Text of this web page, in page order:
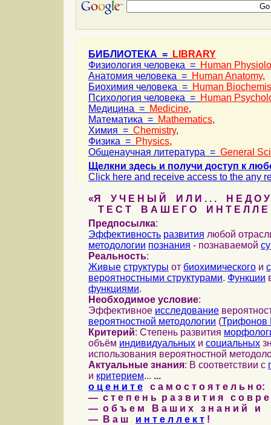
БИБЛИОТЕКА =
LIBRARY
Физиология человека = Human
Анатомия человека = Human Anatomy,
Биохимия человека = Human
Психология человека = Human
Медицина = Medicine,
Математика = Mathematics,
Химия = Chemistry,
Физика = Physics,
Общенаучная литература = General
Щелкни здесь и получи доступ к
Click here and receive access to the any
«Я У Ч Е Н Ы Й И Л И . . . Н Е Д О У
Т Е С Т В А Ш Е Г О И Н Т Е Л Л Е
Предпосылка:
Эффективность развития любой
методологии познания - познаваемой
Реальность:
Живые структуры от биохимического и
вероятностными структурами. Функции
функциями.
Необходимое условие:
Эффективное исследование
вероятностной методологии (Трифонов
Критерий: Степень развития
объём индивидуальных и социальных
использования вероятностной
Актуальные знания: В соответствии с
и критерием... ...
о ц е н и т е с а м о с т о я т е л ь н о:
— с т е п е н ь р а з в и т и я с о в р
— о б ъ е м В а ш и х з н а н и й и
— В а ш и н т е л л е к т !